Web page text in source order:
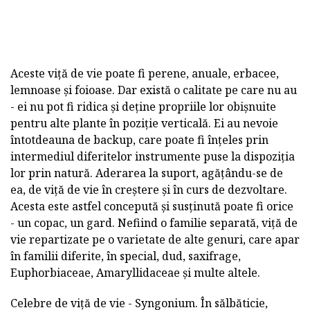
Aceste viță de vie poate fi perene, anuale, erbacee,
lemnoase și foioase. Dar există o calitate pe care nu au
- ei nu pot fi ridica și deține propriile lor obișnuite
pentru alte plante în poziție verticală. Ei au nevoie
întotdeauna de backup, care poate fi înțeles prin
intermediul diferitelor instrumente puse la dispoziția
lor prin natură. Aderarea la suport, agățându-se de
ea, de viță de vie în creștere și în curs de dezvoltare.
Acesta este astfel concepută și susținută poate fi orice
- un copac, un gard. Nefiind o familie separată, viță de
vie repartizate pe o varietate de alte genuri, care apar
în familii diferite, în special, dud, saxifrage,
Euphorbiaceae, Amaryllidaceae și multe altele.
Celebre de viță de vie - Syngonium. În sălbăticie,